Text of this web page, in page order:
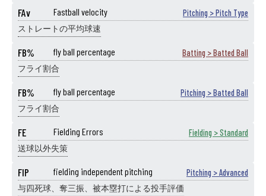
FAv Fastball velocity Pitching > Pitch Type
ストレートの平均球速
FB% fly ball percentage Batting > Batted Ball
フライ割合
FB% fly ball percentage Pitching > Batted Ball
フライ割合
FE Fielding Errors Fielding > Standard
送球以外失策
FIP fielding independent pitching Pitching > Advanced
与四死球、奪三振、被本塁打による投手評価